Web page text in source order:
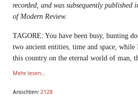
recorded, and was subsequently published
of Modern Review.
TAGORE: You have been busy, hunting
two ancient entities, time and space,
this country on the eternal world of man,
Mehr lesen...
Ansichten: 2128